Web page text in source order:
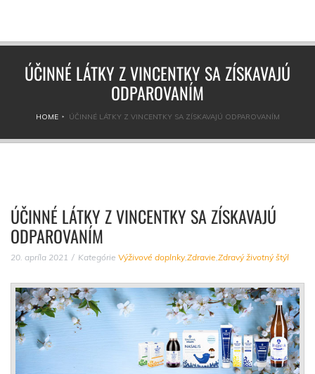
ÚČINNÉ LÁTKY Z VINCENTKY SA ZÍSKAVAJÚ
ODPAROVANÍM
HOME ÚČINNÉ LÁTKY Z VINCENTKY SA ZÍSKAVAJÚ ODPAROVANÍM
ÚČINNÉ LÁTKY Z VINCENTKY SA ZÍSKAVAJÚ
ODPAROVANÍM
20. apríla 2021 Kategórie Výživové doplnky,Zdravie,Zdravý životný štýl